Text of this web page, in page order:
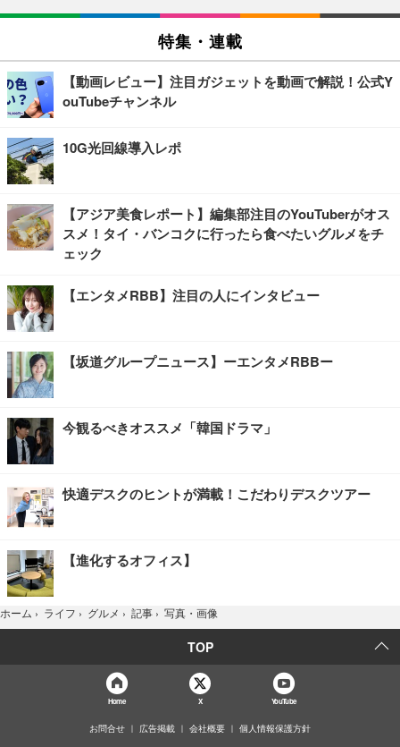
特集・連載
【動画レビュー】注目ガジェットを動画で解説！公式Y
ouTubeチャンネル
10G光回線導入レポ
【アジア美食レポート】編集部注目のYouTuberがオス
スメ！タイ・バンコクに行ったら食べたいグルメをチ
ェック
【エンタメRBB】注目の人にインタビュー
【坂道グループニュース】ーエンタメRBBー
今観るべきオススメ「韓国ドラマ」
快適デスクのヒントが満載！こだわりデスクツアー
【進化するオフィス】
ホーム › ライフ › グルメ › 記事 › 写真・画像
TOP
Home X YouTube
お問合せ 広告掲載 会社概要 個人情報保護方針